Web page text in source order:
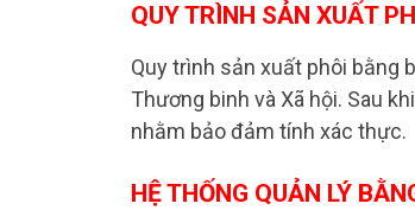
QUY TRÌNH SẢN XUẤT
Quy trình sản xuất phôi bằng
Thương binh và Xã hội. Sau
nhằm bảo đảm tính xác thực.
HỆ THỐNG QUẢN LÝ